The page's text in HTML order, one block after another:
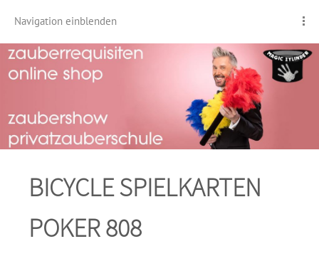
Navigation einblenden
BICYCLE SPIELKARTEN
POKER 808